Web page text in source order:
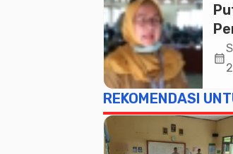
calendar_month
REKOMENDASI